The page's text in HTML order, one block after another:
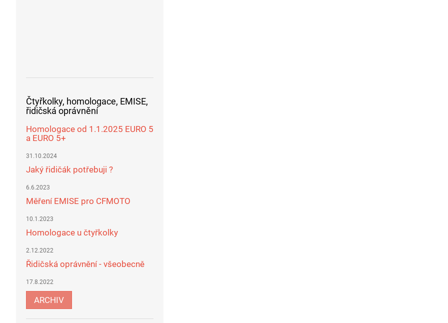
Čtyřkolky, homologace, EMISE,
řidičská oprávnění
Homologace od 1.1.2025 EURO 5
a EURO 5+
31.10.2024
Jaký řidičák potřebuji ?
6.6.2023
Měření EMISE pro CFMOTO
10.1.2023
Homologace u čtyřkolky
2.12.2022
Řidičská oprávnění - všeobecně
17.8.2022
ARCHIV